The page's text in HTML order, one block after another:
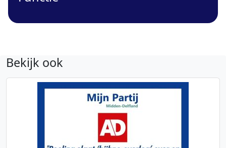
Bekijk ook